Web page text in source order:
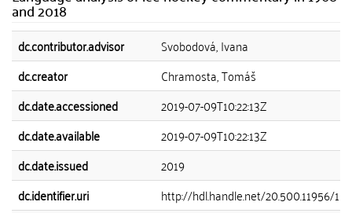
and 2018
dc.contributor.advisor
Svobodová, Ivana
dc.creator
Chramosta, Tomáš
dc.date.accessioned
2019-07-09T10:22:13Z
dc.date.available
2019-07-09T10:22:13Z
dc.date.issued
2019
dc.identifier.uri
http://hdl.handle.net/20.500.11956/